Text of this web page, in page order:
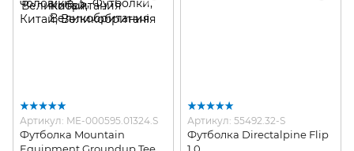
Артикул: ME-000595.01324.S
Футболка Mountain
Артикул: 55492.32-S
Футболка Directalpine Flip